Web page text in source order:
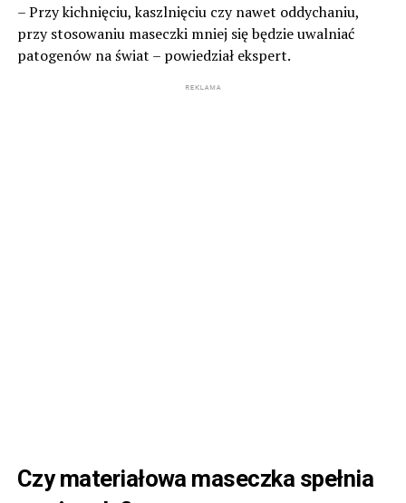
– Przy kichnięciu, kaszlnięciu czy nawet oddychaniu,
przy stosowaniu maseczki mniej się będzie uwalniać
patogenów na świat – powiedział ekspert.
Czy materiałowa maseczka spełnia